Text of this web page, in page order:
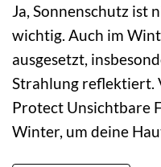
Ja, Sonnenschutz ist
wichtig. Auch im
ausgesetzt,
Strahlung reflektiert.
Protect Unsichtbare
Winter, um deine